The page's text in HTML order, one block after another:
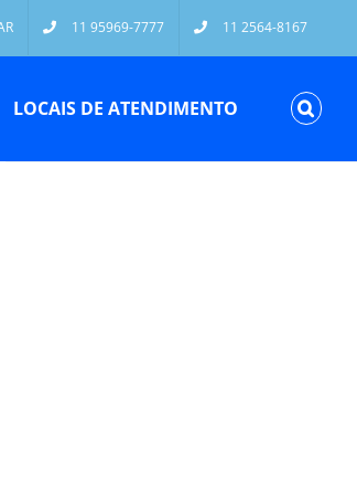
11 95969-7777 11 2564-8167
LOCAIS DE ATENDIMENTO